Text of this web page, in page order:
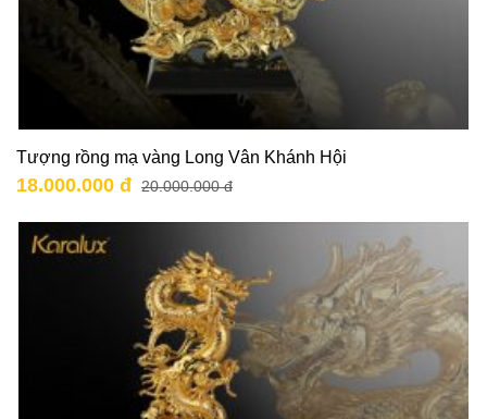
Tượng rồng mạ vàng Long Vân Khánh Hội
18.000.000 đ 20.000.000 đ